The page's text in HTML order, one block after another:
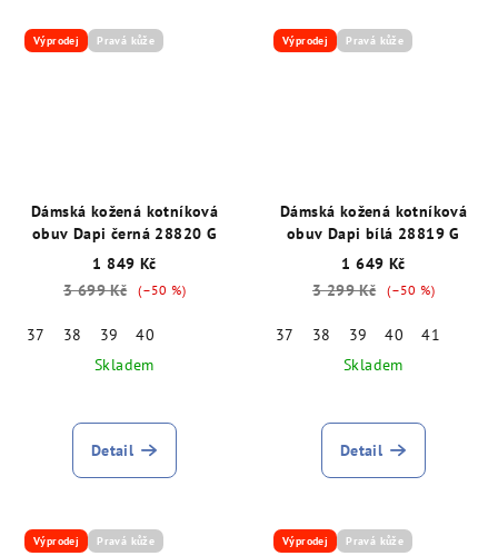
Výprodej Pravá kůže
Dámská kožená kotníková
obuv Dapi černá 28820 G
1 849 Kč
3 699 Kč
(–50 %)
37 38 39
40
Skladem
Detail
Výprodej Pravá kůže
Dámská kožená kotníková
obuv Dapi bílá 28819 G
1 649 Kč
3 299 Kč
(–50 %)
37 38 39 40
41
Skladem
Detail
Výprodej Pravá kůže Výprodej Pravá kůže